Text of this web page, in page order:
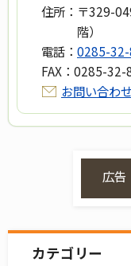
住所： 〒329-
階）
電話： 0285-
FAX： 0285-32-
お問い合わ
広告
カテゴリー